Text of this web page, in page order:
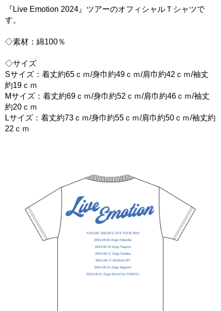
『Live Emotion 2024』ツアーのオフィシャルＴシャツで
す。
◇素材：綿100％
◇サイズ
Sサイズ：着丈約65ｃｍ/身巾約49ｃｍ/肩巾約42ｃｍ/袖丈
約19ｃｍ
Mサイズ：着丈約69ｃｍ/身巾約52ｃｍ/肩巾約46ｃｍ/袖丈
約20ｃｍ
Lサイズ：着丈約73ｃｍ/身巾約55ｃｍ/肩巾約50ｃｍ/袖丈約
22ｃｍ